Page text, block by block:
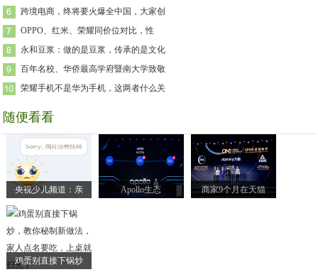
跨境电商，终将要火爆全中国，大家创
OPPO、红米、荣耀同价位对比，性
永和豆浆：做的是豆浆，传承的是文化
百年名校、华侨最高学府暨南大学致敬
荣耀手机不是华为手机，这两者什么关
随便看看
央视少儿频道：亲 Apollo生态 商家9个月在天猫
鸡蛋别直接下锅炒